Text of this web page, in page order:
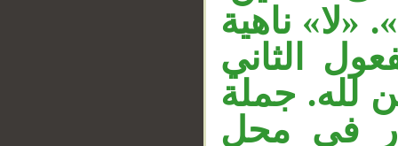
«لا» ناهية
الثاني
لله. جملة
في محل